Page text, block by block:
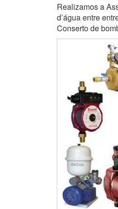
Realizamos a
d’água entre
Conserto de